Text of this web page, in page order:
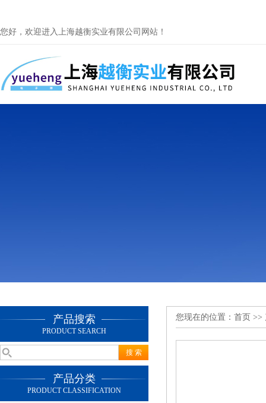
您好，欢迎进入上海越衡实业有限公司网站！
产品搜索
PRODUCT SEARCH
产品分类
PRODUCT CLASSIFICATION
您现在的位置： 首页 >>